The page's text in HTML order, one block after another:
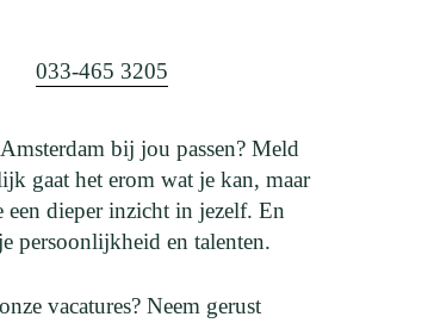
033-465 3205
bij jou passen? Meld
gaat het erom wat je kan, maar
dieper inzicht in jezelf. En
persoonlijkheid en talenten.
vacatures? Neem gerust